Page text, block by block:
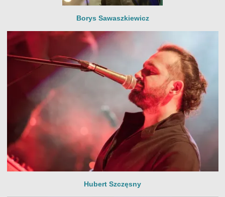
Borys Sawaszkiewicz
Hubert Szczęsny